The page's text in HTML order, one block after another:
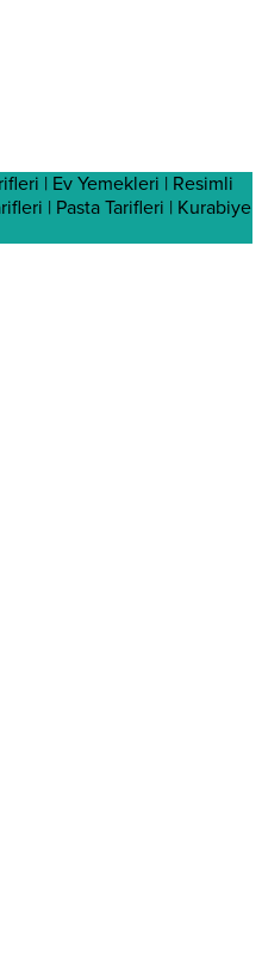
| Ev Yemekleri | Resimli
| Pasta Tarifleri | Kurabiye